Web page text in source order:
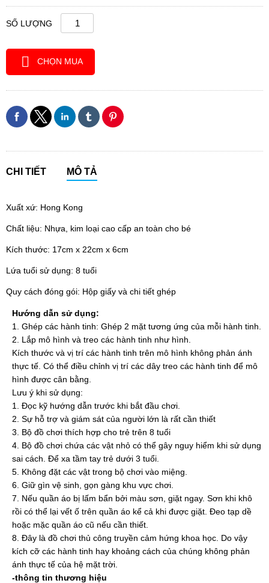
SỐ LƯỢNG
CHỌN MUA
CHI TIẾT MÔ TẢ
Xuất xứ: Hong Kong
Chất liệu: Nhựa, kim loại cao cấp an toàn cho bé
Kích thước: 17cm x 22cm x 6cm
Lứa tuổi sử dụng: 8 tuổi
Quy cách đóng gói: Hộp giấy và chi tiết ghép
Hướng dẫn sử dụng:
1. Ghép các hành tinh: Ghép 2 mặt tương ứng của mỗi hành tinh.
2. Lắp mô hình và treo các hành tinh như hình.
Kích thước và vị trí các hành tinh trên mô hình không phản ánh
thực tế. Có thể điều chỉnh vị trí các dây treo các hành tinh để mô
hình được cân bằng.
Lưu ý khi sử dụng:
1. Đọc kỹ hướng dẫn trước khi bắt đầu chơi.
2. Sự hỗ trợ và giám sát của người lớn là rất cần thiết
3. Bộ đồ chơi thích hợp cho trẻ trên 8 tuổi
4. Bộ đồ chơi chứa các vật nhỏ có thể gây nguy hiểm khi sử dụng
sai cách. Để xa tầm tay trẻ dưới 3 tuổi.
5. Không đặt các vật trong bộ chơi vào miệng.
6. Giữ gìn vệ sinh, gọn gàng khu vực chơi.
7. Nếu quần áo bị lấm bẩn bởi màu sơn, giặt ngay. Sơn khi khô
rồi có thể lại vết ố trên quần áo kể cả khi được giặt. Đeo tạp dề
hoặc mặc quần áo cũ nếu cần thiết.
8. Đây là đồ chơi thủ công truyền cảm hứng khoa học. Do vậy
kích cỡ các hành tinh hay khoảng cách của chúng không phản
ánh thực tế của hệ mặt trời.
-thông tin thương hiệu